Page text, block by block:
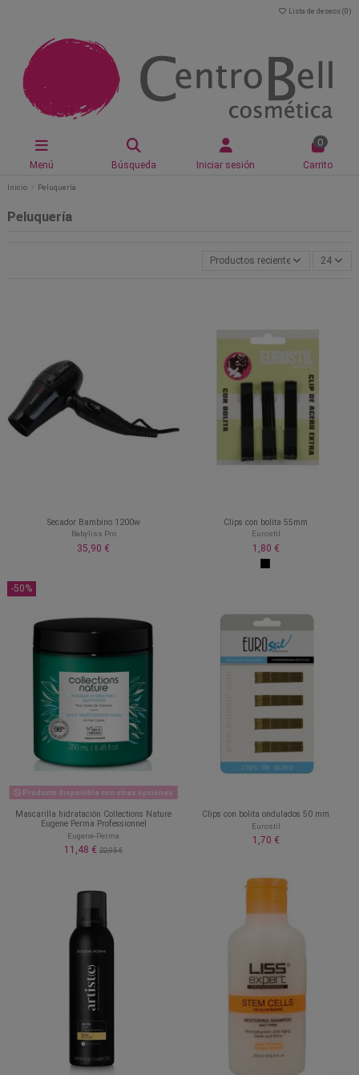
Lista de deseos (0 )
Menú Búsqueda Iniciar sesión
0
Carrito
Inicio Peluquería
Peluquería
Productos recientemente24
Secador Bambino 1200w
Babyliss Pro
35,90 €
Clips con bolita 55mm
Eurostil
1,80 €
-50%
Producto disponible con otras opciones
Mascarilla hidratación Collections Nature
Eugene Perma Professionnel
Eugene-Perma
11,48 € 22,95 €
Clips con bolita ondulados 50 mm
Eurostil
1,70 €